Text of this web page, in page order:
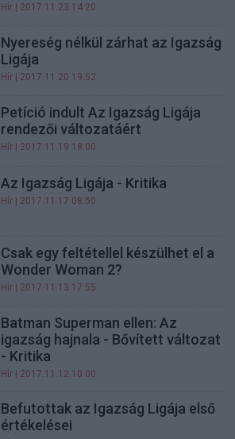
Hír | 2017.11.23 14:20
Nyereség nélkül zárhat az Igazság
Ligája
Hír | 2017.11.20 19:52
Petíció indult Az Igazság Ligája
rendezői változatáért
Hír | 2017.11.19 18:00
Az Igazság Ligája - Kritika
Hír | 2017.11.17 08:50
Csak egy feltétellel készülhet el a
Wonder Woman 2?
Hír | 2017.11.13 17:55
Batman Superman ellen: Az
igazság hajnala - Bővített változat
- Kritika
Hír | 2017.11.12 10:00
Befutottak az Igazság Ligája első
értékelései